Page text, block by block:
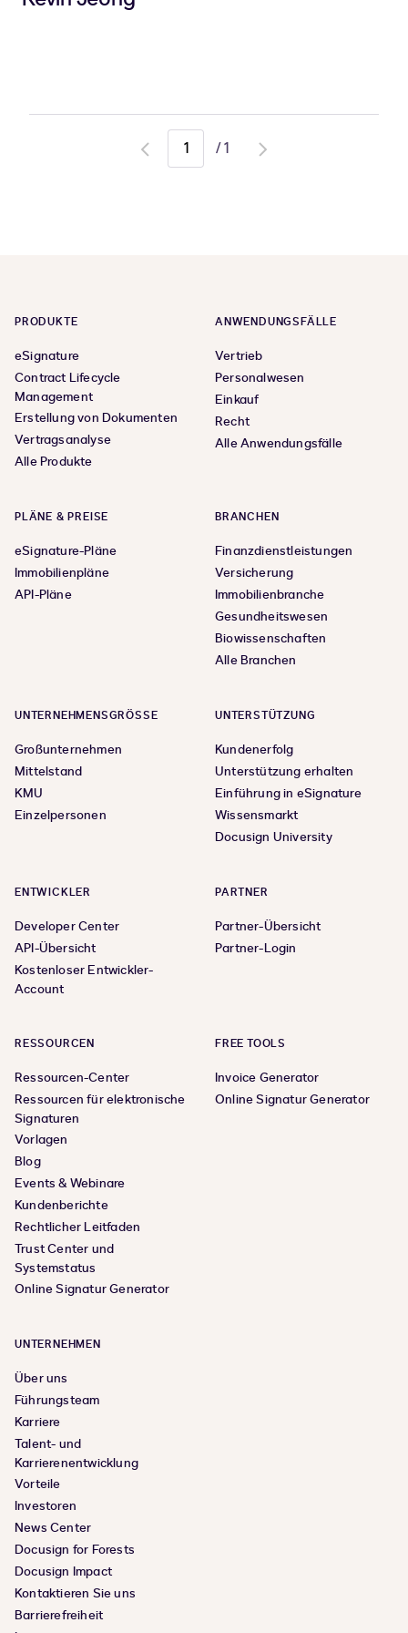
Go
/1
Go
PRODUKTE
eSignature
Contract Lifecycle
Management
Erstellung von Dokumenten
Vertragsanalyse
Alle Produkte
ANWENDUNGSFÄLLE
Vertrieb
Personalwesen
Einkauf
Recht
Alle Anwendungsfälle
PLÄNE & PREISE
eSignature-Pläne
Immobilienpläne
API-Pläne
BRANCHEN
Finanzdienstleistungen
Versicherung
Immobilienbranche
Gesundheitswesen
Biowissenschaften
Alle Branchen
UNTERNEHMENSGRÖSSE
Großunternehmen
Mittelstand
KMU
Einzelpersonen
UNTERSTÜTZUNG
Kundenerfolg
Unterstützung erhalten
Einführung in eSignature
Wissensmarkt
Docusign University
ENTWICKLER
Developer Center
API-Übersicht
Kostenloser Entwickler-
Account
PARTNER
Partner-Übersicht
Partner-Login
RESSOURCEN
Ressourcen-Center
Ressourcen für elektronische
Signaturen
Vorlagen
Blog
Events & Webinare
Kundenberichte
Rechtlicher Leitfaden
Trust Center und
Systemstatus
Online Signatur Generator
FREE TOOLS
Invoice Generator
Online Signatur Generator
UNTERNEHMEN
Über uns
Führungsteam
Karriere
Talent- und
Karrierenentwicklung
Vorteile
Investoren
News Center
Docusign for Forests
Docusign Impact
Kontaktieren Sie uns
Barrierefreiheit